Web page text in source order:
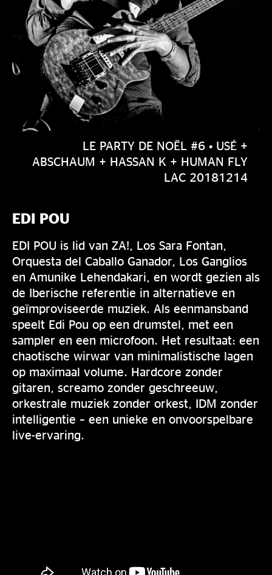
LE PARTY DE NOËL #6 • USÉ +
ABSCHAUM + HASSAN K + HUMAN FLY
LAC 20181214
EDI POU
EDI POU is lid van ZA!, Los Sara Fontan,
Orquesta del Caballo Ganador, Los Ganglios
en Amunike Lehendakari, en wordt gezien als
de Iberische referentie in alternatieve en
geïmproviseerde muziek. Als eenmansband
speelt Edi Pou op een drumstel, met een
sampler en een microfoon. Het resultaat: een
chaotische wirwar van minimalistische lagen
op maximaal volume. Hardcore zonder
gitaren, screamo zonder geschreeuw,
orkestrale muziek zonder orkest, IDM zonder
intelligentie – een unieke en onvoorspelbare
live-ervaring.